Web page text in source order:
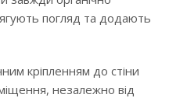
погляд та додають
кріпленням до стіни
незалежно від